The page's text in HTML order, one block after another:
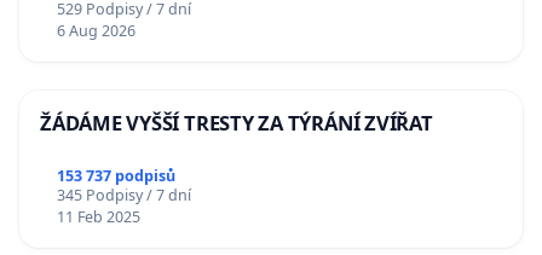
529 Podpisy / 7 dní
6 Aug 2026
ŽÁDÁME VYŠŠÍ TRESTY ZA TÝRÁNÍ ZVÍŘAT
153 737 podpisů
345 Podpisy / 7 dní
11 Feb 2025